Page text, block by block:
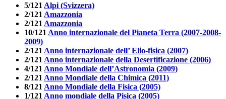
5/121 Alpi (Svizzera)
2/121 Amazzonia
2/121 Amazzonia
10/121 Anno internazionale del Pianeta Terra (2007-2008-
2009)
2/121 Anno internazionale dell’ Elio-fisica (2007)
2/121 Anno internazionale della Desertificazione (2006)
4/121 Anno Mondiale dell’Astronomia (2009)
2/121 Anno Mondiale della Chimica (2011)
8/121 Anno Mondiale della Fisica (2005)
1/121 Anno mondiale della Pisica (2005)